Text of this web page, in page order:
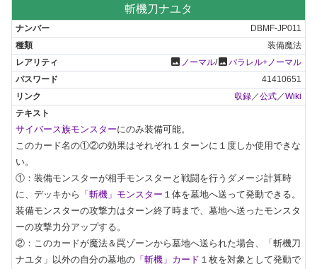
斬機刀ナユタ
DBMF-JP011
装備魔法
photo ノーマル/photoパラレル+ノーマル
41410651
収録 ／公式 ／Wiki
サイバース族モンスターにのみ装備可能。
このカード名の①②の効果はそれぞれ１ターンに１度しか使用できな
い。
①：装備モンスターが相手モンスターと戦闘を行うダメージ計算時
に、デッキから 「斬機」モンスター １体を墓地へ送って発動できる。
装備モンスターの攻撃力はターン終了時まで、墓地へ送ったモンスタ
ーの攻撃力分アップする。
②：このカードが魔法＆罠ゾーンから墓地へ送られた場合、「斬機刀
ナユタ」以外の自分の墓地の 「斬機」カード １枚を対象として発動で